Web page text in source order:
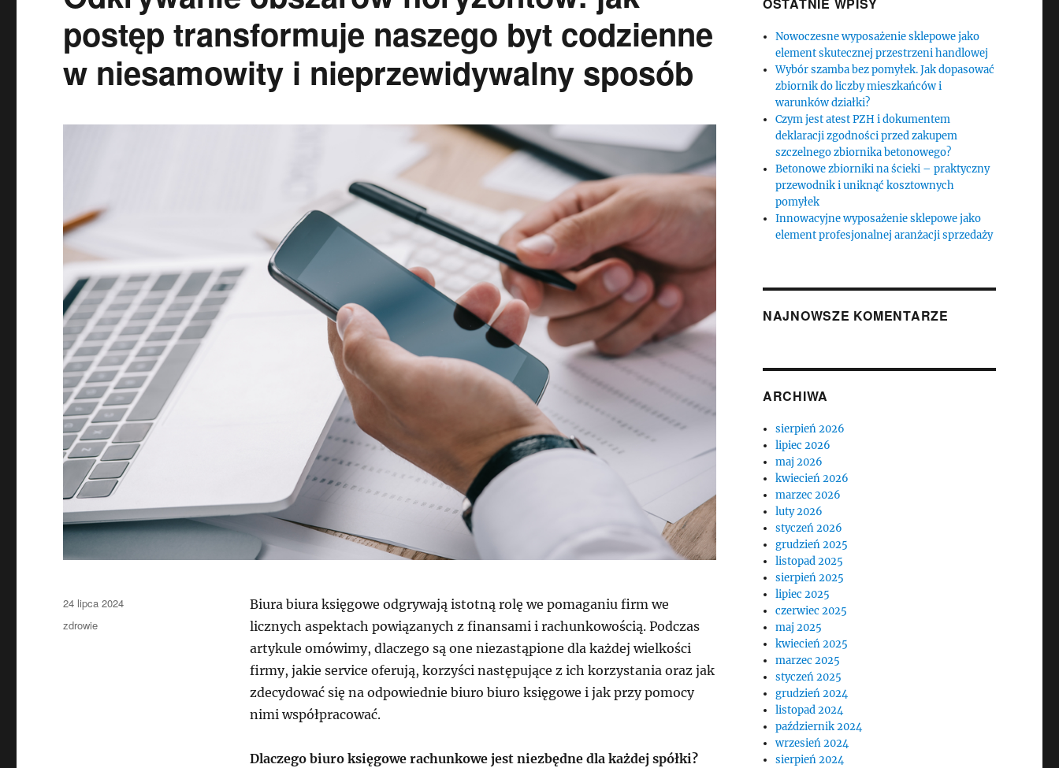
postęp transformuje naszego byt codzienne
w niesamowity i nieprzewidywalny sposób
Biura biura księgowe odgrywają istotną rolę we pomaganiu firm we
licznych aspektach powiązanych z finansami i rachunkowością. Podczas
artykule omówimy, dlaczego są one niezastąpione dla każdej wielkości
firmy, jakie service oferują, korzyści następujące z ich korzystania oraz jak
zdecydować się na odpowiednie biuro biuro księgowe i jak przy pomocy
nimi współpracować.
Dlaczego biuro księgowe rachunkowe jest niezbędne dla każdej spółki?
Data
publikacji
24 lipca 2024
Kategorie
zdrowie
Nowoczesne wyposażenie sklepowe jako
element skutecznej przestrzeni handlowej
Wybór szamba bez pomyłek. Jak dopasować
zbiornik do liczby mieszkańców i
warunków działki?
Czym jest atest PZH i dokumentem
deklaracji zgodności przed zakupem
szczelnego zbiornika betonowego?
Betonowe zbiorniki na ścieki – praktyczny
przewodnik i uniknąć kosztownych
pomyłek
Innowacyjne wyposażenie sklepowe jako
element profesjonalnej aranżacji sprzedaży
NAJNOWSZE KOMENTARZE
ARCHIWA
sierpień 2026
lipiec 2026
maj 2026
kwiecień 2026
marzec 2026
luty 2026
styczeń 2026
grudzień 2025
listopad 2025
sierpień 2025
lipiec 2025
czerwiec 2025
maj 2025
kwiecień 2025
marzec 2025
styczeń 2025
grudzień 2024
listopad 2024
październik 2024
wrzesień 2024
sierpień 2024